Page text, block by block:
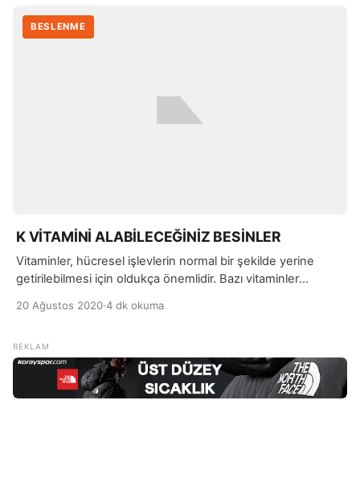
açabilir. Ayrıca son yıllarda yapılan araştırmalar, K vitamininin
kemik sağlığını desteklediğini ve damar sertliğini önlemeye
BESLENME
K VİTAMİNİ ALABİLECEĞİNİZ BESİNLER
Vitaminler, hücresel işlevlerin normal bir şekilde yerine
getirilebilmesi için oldukça önemlidir. Bazı vitaminler
vitaminleri ise beslenme yolu ile dışarıdan temin etmemiz
miktardan daha az vitamin alınması ise bir takım sağlık
sorunlarına sebep olabiliyor.
20 Ağustos 2020·4 dk okuma